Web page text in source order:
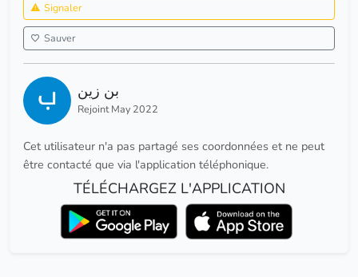
Signaler
Sauver
بن زين
Rejoint May 2022
Cet utilisateur n'a pas partagé ses coordonnées et ne peut
être contacté que via l'application téléphonique.
TÉLÉCHARGEZ L'APPLICATION